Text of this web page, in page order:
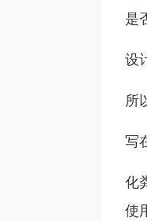
是
设
所
写
化
使